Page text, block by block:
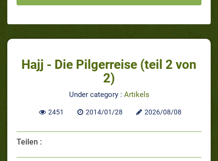
Hajj - Die Pilgerreise (teil 2 von
2)
Under category : Artikels
2451 2014/01/28 2026/08/08
Teilen :